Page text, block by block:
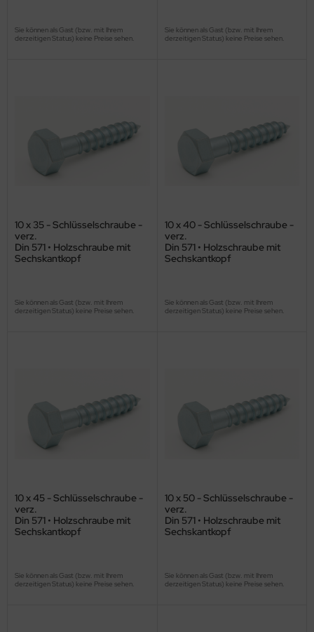
Sie können als Gast (bzw. mit Ihrem
derzeitigen Status) keine Preise sehen.
Sie können als Gast (bzw. mit Ihrem
derzeitigen Status) keine Preise sehen.
10 x 35 - Schlüsselschraube -
verz.
Din 571 • Holzschraube mit
Sechskantkopf
Sie können als Gast (bzw. mit Ihrem
derzeitigen Status) keine Preise sehen.
10 x 40 - Schlüsselschraube -
verz.
Din 571 • Holzschraube mit
Sechskantkopf
Sie können als Gast (bzw. mit Ihrem
derzeitigen Status) keine Preise sehen.
10 x 45 - Schlüsselschraube -
verz.
Din 571 • Holzschraube mit
Sechskantkopf
Sie können als Gast (bzw. mit Ihrem
derzeitigen Status) keine Preise sehen.
10 x 50 - Schlüsselschraube -
verz.
Din 571 • Holzschraube mit
Sechskantkopf
Sie können als Gast (bzw. mit Ihrem
derzeitigen Status) keine Preise sehen.